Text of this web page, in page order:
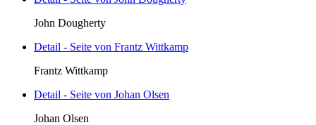
John Dougherty
Detail - Seite von Frantz Wittkamp
Frantz Wittkamp
Detail - Seite von Johan Olsen
Johan Olsen